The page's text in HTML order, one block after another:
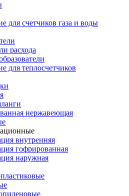
для счетчиков газа и воды
расхода
для теплосчетчиков
нержавеющая
внутренняя
гофрированная
наружная